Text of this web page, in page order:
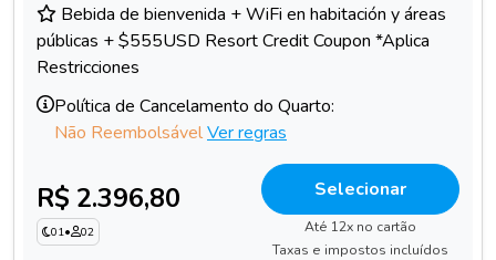
Bebida de bienvenida + WiFi en habitación y áreas
públicas + $555USD Resort Credit Coupon *Aplica
Restricciones
Política de Cancelamento do Quarto:
Não ReembolsávelVer regras
R$ 2.396,80
01• 02
Selecionar
Até 12x no cartão
Taxas e impostos incluídos